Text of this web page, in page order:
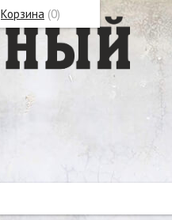
Корзина (0)